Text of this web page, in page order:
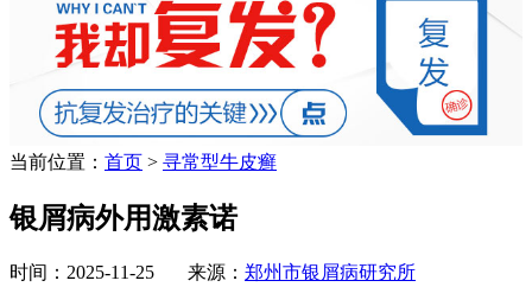
当前位置： 首页 > 寻常型牛皮癣
银屑病外用激素诺
时间：2025-11-25 来源： 郑州市银屑病研究所